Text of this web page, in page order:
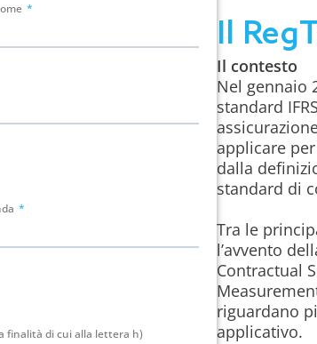
finalità di cui alla lettera h)
Il
Il contesto
Nel gennaio
standard
applicare
dalla
standard di
Tra le
l’avvento
Contractual
riguardano
applicativo.